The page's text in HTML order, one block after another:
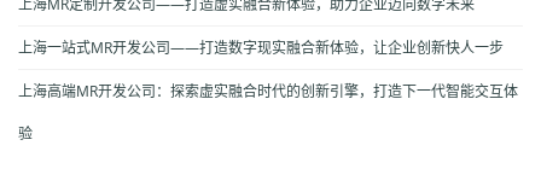
上海一站式MR开发公司——打造数字现实融合新体验，让企业创新快人一步
上海高端MR开发公司：探索虚实融合时代的创新引擎，打造下一代智能交互体
验